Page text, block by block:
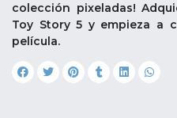
colección pixeladas!
Toy Story 5 y empieza a
película.